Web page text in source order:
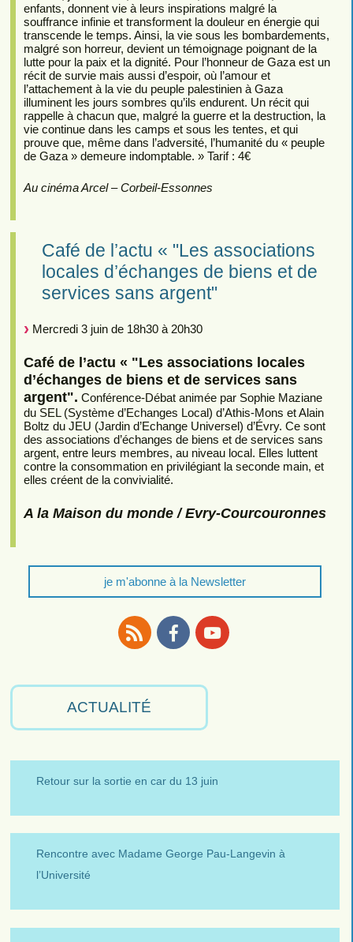
enfants, donnent vie à leurs inspirations malgré la
souffrance infinie et transforment la douleur en énergie qui
transcende le temps. Ainsi, la vie sous les bombardements,
malgré son horreur, devient un témoignage poignant de la
lutte pour la paix et la dignité. Pour l’honneur de Gaza est un
récit de survie mais aussi d’espoir, où l’amour et
l’attachement à la vie du peuple palestinien à Gaza
illuminent les jours sombres qu’ils endurent. Un récit qui
rappelle à chacun que, malgré la guerre et la destruction, la
vie continue dans les camps et sous les tentes, et qui
prouve que, même dans l’adversité, l’humanité du « peuple
de Gaza » demeure indomptable. » Tarif : 4€
Au cinéma Arcel – Corbeil-Essonnes
Café de l’actu « "Les associations
locales d’échanges de biens et de
services sans argent"
Mercredi 3 juin de 18h30 à 20h30
Café de l’actu « "Les associations locales
d’échanges de biens et de services sans
argent". Conférence-Débat animée par Sophie Maziane
du SEL (Système d’Echanges Local) d’Athis-Mons et Alain
Boltz du JEU (Jardin d’Echange Universel) d’Évry. Ce sont
des associations d’échanges de biens et de services sans
argent, entre leurs membres, au niveau local. Elles luttent
contre la consommation en privilégiant la seconde main, et
elles créent de la convivialité.
A la Maison du monde / Evry-Courcouronnes
je m'abonne à la Newsletter
ACTUALITÉ
Retour sur la sortie en car du 13 juin
Rencontre avec Madame George Pau-Langevin à
l’Université